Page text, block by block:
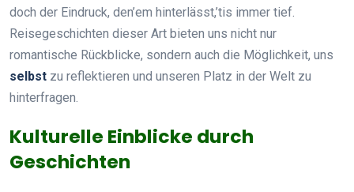
doch der Eindruck, den’em hinterlässt,’tis immer tief.
Reisegeschichten dieser Art bieten uns nicht nur
romantische Rückblicke, sondern auch die Möglichkeit, uns
selbst zu reflektieren und unseren Platz in der Welt zu
hinterfragen.
Kulturelle Einblicke durch
Geschichten